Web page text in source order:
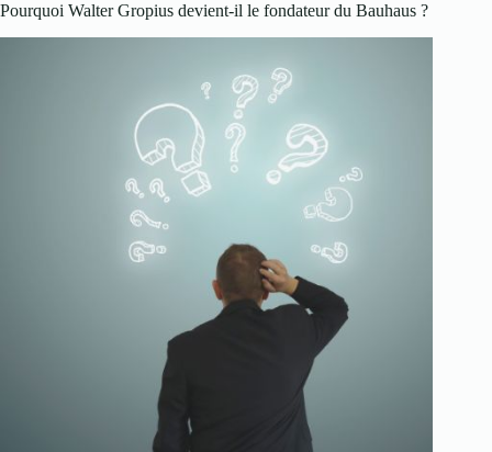
Pourquoi Walter Gropius devient-il le fondateur du Bauhaus ?